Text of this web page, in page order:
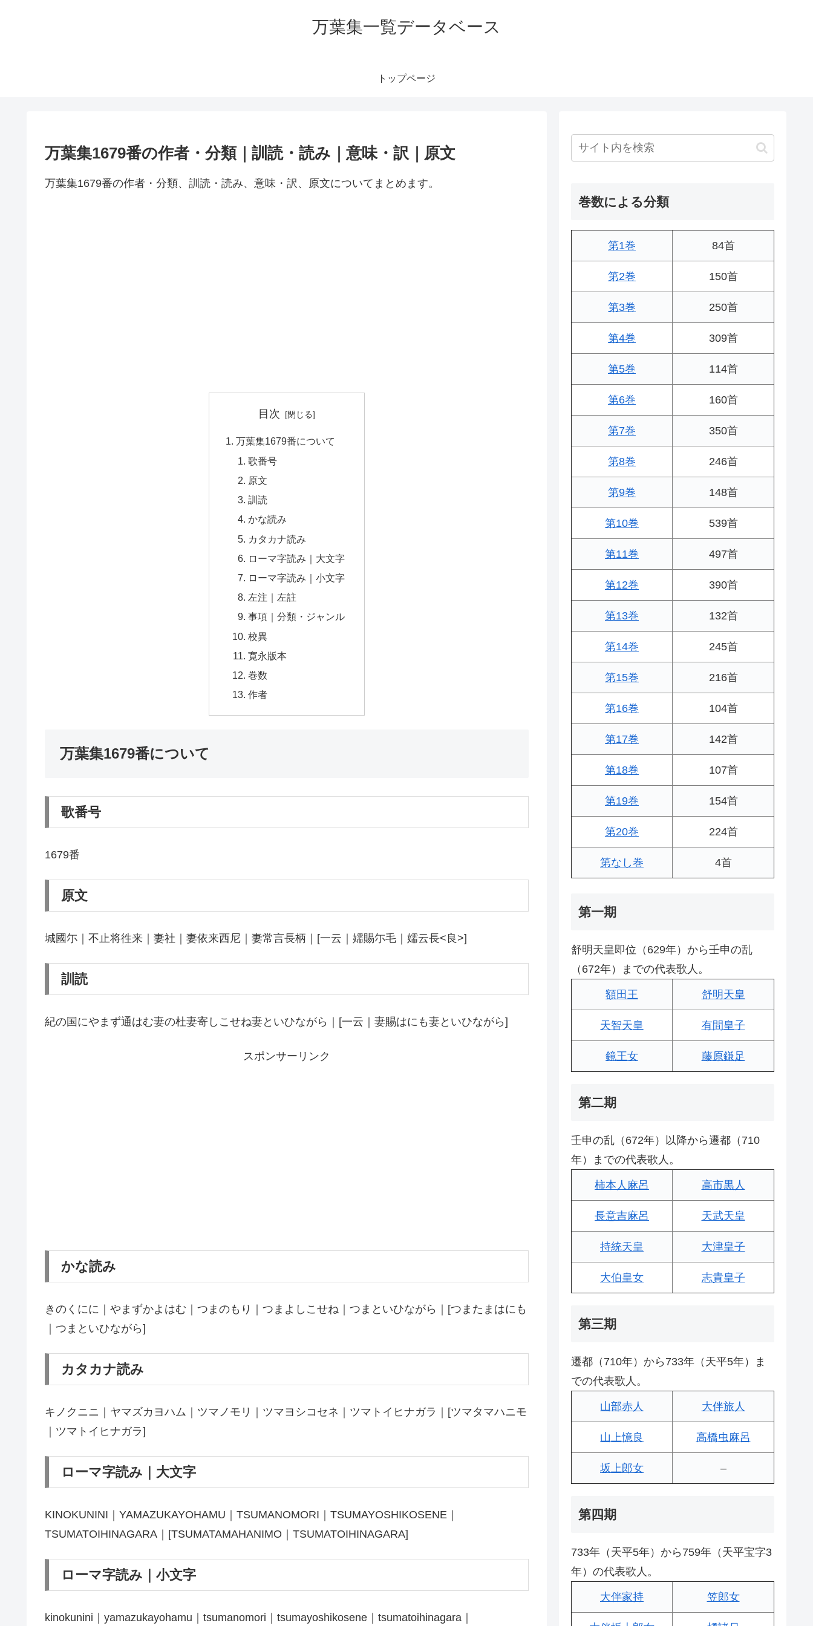
万葉集一覧データベース
トップページ
万葉集1679番の作者・分類｜訓読・読み｜意味・訳｜原文
万葉集1679番の作者・分類、訓読・読み、意味・訳、原文についてまとめます。
目次
万葉集1679番について
歌番号
原文
訓読
かな読み
カタカナ読み
ローマ字読み｜大文字
ローマ字読み｜小文字
左注｜左註
事項｜分類・ジャンル
校異
寛永版本
巻数
作者
万葉集1679番について
歌番号
1679番
原文
城國尓｜不止将徃来｜妻社｜妻依来西尼｜妻常言長柄｜[一云｜嬬賜尓毛｜嬬云長<良>]
訓読
紀の国にやまず通はむ妻の杜妻寄しこせね妻といひながら｜[一云｜妻賜はにも妻といひながら]
スポンサーリンク
かな読み
きのくにに｜やまずかよはむ｜つまのもり｜つまよしこせね｜つまといひながら｜[つまたまはにも
｜つまといひながら]
カタカナ読み
キノクニニ｜ヤマズカヨハム｜ツマノモリ｜ツマヨシコセネ｜ツマトイヒナガラ｜[ツマタマハニモ
｜ツマトイヒナガラ]
ローマ字読み｜大文字
KINOKUNINI｜YAMAZUKAYOHAMU｜TSUMANOMORI｜TSUMAYOSHIKOSENE｜
TSUMATOIHINAGARA｜[TSUMATAMAHANIMO｜TSUMATOIHINAGARA]
ローマ字読み｜小文字
kinokunini｜yamazukayohamu｜tsumanomori｜tsumayoshikosene｜tsumatoihinagara｜
巻数による分類
第1巻 84首
第2巻 150首
第3巻 250首
第4巻 309首
第5巻 114首
第6巻 160首
第7巻 350首
第8巻 246首
第9巻 148首
第10巻 539首
第11巻 497首
第12巻 390首
第13巻 132首
第14巻 245首
第15巻 216首
第16巻 104首
第17巻 142首
第18巻 107首
第19巻 154首
第20巻 224首
第なし巻 4首
第一期
舒明天皇即位（629年）から壬申の乱
（672年）までの代表歌人。
額田王 舒明天皇
天智天皇 有間皇子
鏡王女 藤原鎌足
第二期
壬申の乱（672年）以降から遷都（710
年）までの代表歌人。
柿本人麻呂 高市黒人
長意吉麻呂 天武天皇
持統天皇 大津皇子
大伯皇女 志貴皇子
第三期
遷都（710年）から733年（天平5年）ま
での代表歌人。
山部赤人 大伴旅人
山上憶良 高橋虫麻呂
坂上郎女 –
第四期
733年（天平5年）から759年（天平宝字3
年）の代表歌人。
大伴家持 笠郎女